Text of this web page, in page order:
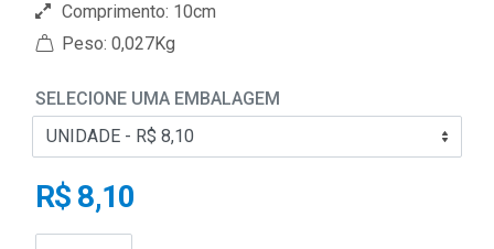
Comprimento: 10cm
Peso: 0,027Kg
SELECIONE UMA EMBALAGEM
R$ 8,10